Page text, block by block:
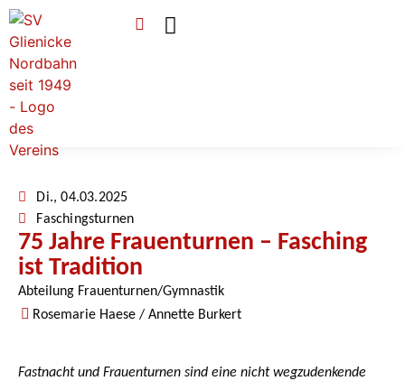
Di., 04.03.2025
Faschingsturnen
75 Jahre Frauenturnen – Fasching
ist Tradition
Abteilung Frauenturnen/Gymnastik
Rosemarie Haese / Annette Burkert
Fastnacht und Frauenturnen sind eine nicht wegzudenkende